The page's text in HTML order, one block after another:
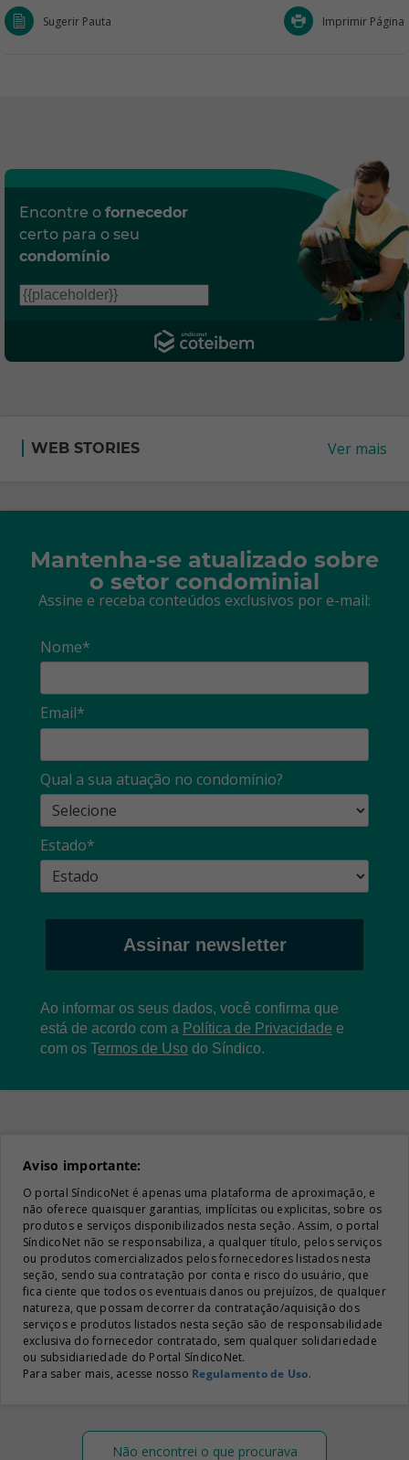
Sugerir Pauta Imprimir Página
Encontre o fornecedor
certo para o seu
condomínio
WEB STORIES Ver mais
Mantenha-se atualizado sobre
o setor condominial
Assine e receba conteúdos exclusivos por e-mail:
Nome*
Email*
Qual a sua atuação no condomínio?
Estado*
Assinar newsletter
Ao informar os seus dados, você confirma que
está de acordo com a Política de Privacidade e
com os Termos de Uso do Síndico.
Aviso importante:
O portal SíndicoNet é apenas uma plataforma de aproximação, e
não oferece quaisquer garantias, implícitas ou explicitas, sobre os
produtos e serviços disponibilizados nesta seção. Assim, o portal
SíndicoNet não se responsabiliza, a qualquer título, pelos serviços
ou produtos comercializados pelos fornecedores listados nesta
seção, sendo sua contratação por conta e risco do usuário, que
fica ciente que todos os eventuais danos ou prejuízos, de qualquer
natureza, que possam decorrer da contratação/aquisição dos
serviços e produtos listados nesta seção são de responsabilidade
exclusiva do fornecedor contratado, sem qualquer solidariedade
ou subsidiariedade do Portal SíndicoNet.
Para saber mais, acesse nosso Regulamento de Uso.
Não encontrei o que procurava